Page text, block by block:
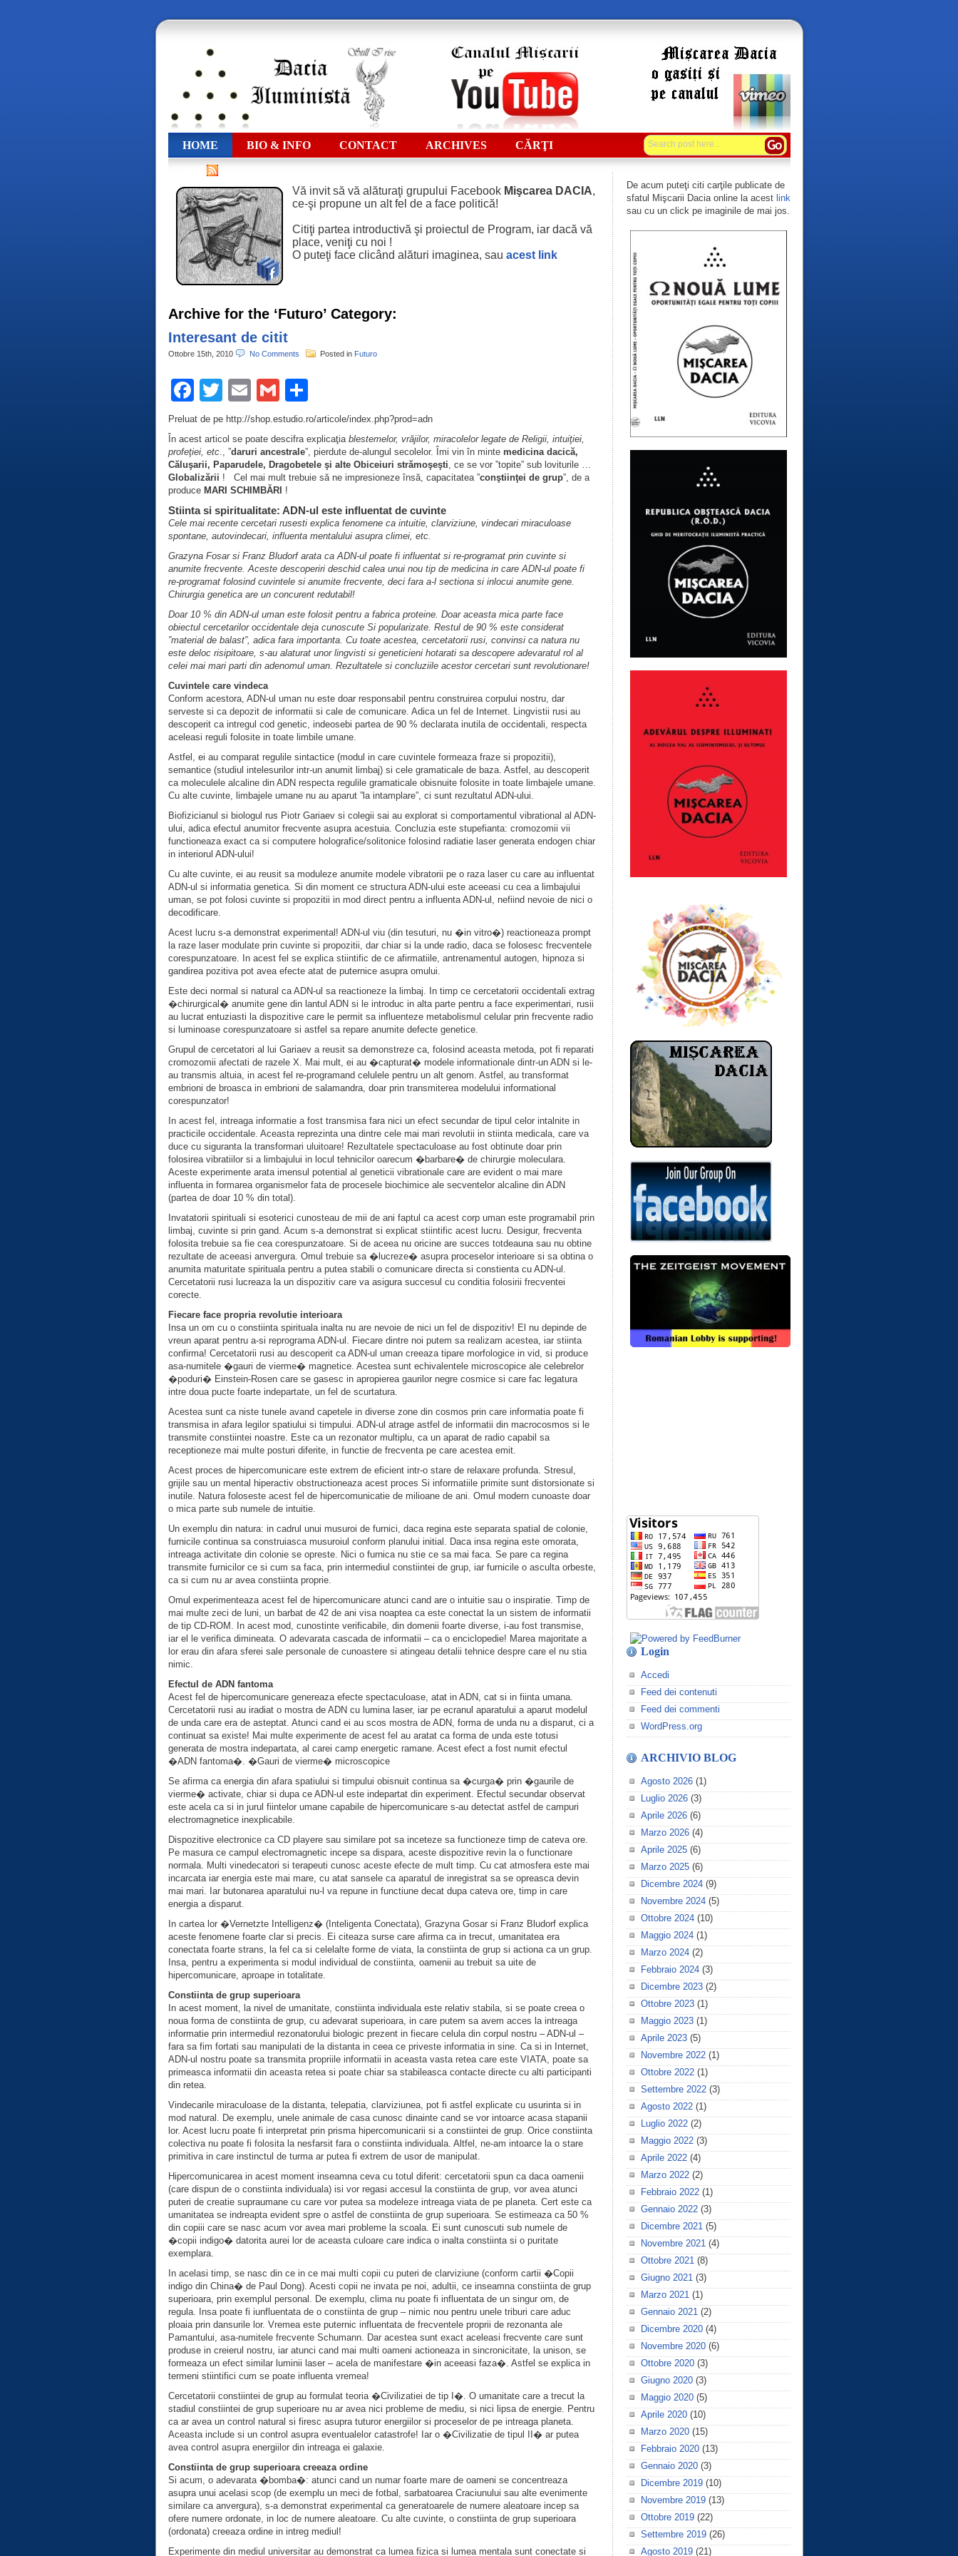
HOME BIO & INFO CONTACT ARCHIVES CĂRŢI
Vă invit să vă alăturaţi grupului Facebook Mişcarea DACIA,
ce-şi propune un alt fel de a face politică!
Citiţi partea introductivă şi proiectul de Program, iar dacă vă
place, veniţi cu noi !
O puteţi face clicând alături imaginea, sau acest link
Archive for the ‘Futuro’ Category:
Interesant de citit
Ottobre 15th, 2010 No Comments Posted in Futuro
Facebook
TwitterEmailGmail
Preluat de pe http://shop.estudio.ro/articole/index.php?prod=adn
În acest articol se poate descifra explicaţiablestemelor, vrăjilor, miracolelor legate de Religii, intuiţiei,
profeţiei, etc., ”daruri ancestrale”, pierdute de-alungul secolelor. Îmi vin în minte medicina dacică,
Căluşarii, Paparudele, Dragobetele şi alte Obiceiuri strămoşeşti, ce se vor ”topite” sub loviturile …
Globalizării ! Cel mai mult trebuie să ne impresioneze însă, capacitatea ”conştiinţei de grup”, de a
produce MARI SCHIMBĂRI !
Stiinta si spiritualitate: ADN-ul este influentat de cuvinte
Cele mai recente cercetari rusesti explica fenomene ca intuitie, clarviziune, vindecari miraculoase
spontane, autovindecari, influenta mentalului asupra climei, etc.
Grazyna Fosar si Franz Bludorf arata ca ADN-ul poate fi influentat si re-programat prin cuvinte si
anumite frecvente. Aceste descoperiri deschid calea unui nou tip de medicina in care ADN-ul poate fi
re-programat folosind cuvintele si anumite frecvente, deci fara a-l sectiona si inlocui anumite gene.
Chirurgia genetica are un concurent redutabil!
Doar 10 % din ADN-ul uman este folosit pentru a fabrica proteine. Doar aceasta mica parte face
obiectul cercetarilor occidentale deja cunoscute Si popularizate. Restul de 90 % este considerat
”material de balast”, adica fara importanta. Cu toate acestea, cercetatorii rusi, convinsi ca natura nu
este deloc risipitoare, s-au alaturat unor lingvisti si geneticieni hotarati sa descopere adevaratul rol al
celei mai mari parti din adenomul uman. Rezultatele si concluziile acestor cercetari sunt revolutionare!
Cuvintele care vindeca
Conform acestora, ADN-ul uman nu este doar responsabil pentru construirea corpului nostru, dar
serveste si ca depozit de informatii si cale de comunicare. Adica un fel de Internet. Lingvistii rusi au
descoperit ca intregul cod genetic, indeosebi partea de 90 % declarata inutila de occidentali, respecta
aceleasi reguli folosite in toate limbile umane.
Astfel, ei au comparat regulile sintactice (modul in care cuvintele formeaza fraze si propozitii),
semantice (studiul intelesurilor intr-un anumit limbaj) si cele gramaticale de baza. Astfel, au descoperit
ca moleculele alcaline din ADN respecta regulile gramaticale obisnuite folosite in toate limbajele umane.
Cu alte cuvinte, limbajele umane nu au aparut ”la intamplare”, ci sunt rezultatul ADN-ului.
Biofizicianul si biologul rus Piotr Gariaev si colegii sai au explorat si comportamentul vibrational al ADN-
ului, adica efectul anumitor frecvente asupra acestuia. Concluzia este stupefianta: cromozomii vii
functioneaza exact ca si computere holografice/solitonice folosind radiatie laser generata endogen chiar
in interiorul ADN-ului!
Cu alte cuvinte, ei au reusit sa moduleze anumite modele vibratorii pe o raza laser cu care au influentat
ADN-ul si informatia genetica. Si din moment ce structura ADN-ului este aceeasi cu cea a limbajului
uman, se pot folosi cuvinte si propozitii in mod direct pentru a influenta ADN-ul, nefiind nevoie de nici o
decodificare.
Acest lucru s-a demonstrat experimental! ADN-ul viu (din tesuturi, nu �in vitro�) reactioneaza prompt
la raze laser modulate prin cuvinte si propozitii, dar chiar si la unde radio, daca se folosesc frecventele
corespunzatoare. In acest fel se explica stiintific de ce afirmatiile, antrenamentul autogen, hipnoza si
gandirea pozitiva pot avea efecte atat de puternice asupra omului.
Este deci normal si natural ca ADN-ul sa reactioneze la limbaj. In timp ce cercetatorii occidentali extrag
�chirurgical� anumite gene din lantul ADN si le introduc in alta parte pentru a face experimentari, rusii
au lucrat entuziasti la dispozitive care le permit sa influenteze metabolismul celular prin frecvente radio
si luminoase corespunzatoare si astfel sa repare anumite defecte genetice.
Grupul de cercetatori al lui Gariaev a reusit sa demonstreze ca, folosind aceasta metoda, pot fi reparati
cromozomii afectati de razele X. Mai mult, ei au �capturat� modele informationale dintr-un ADN si le-
au transmis altuia, in acest fel re-programand celulele pentru un alt genom. Astfel, au transformat
embrioni de broasca in embrioni de salamandra, doar prin transmiterea modelului informational
corespunzator!
In acest fel, intreaga informatie a fost transmisa fara nici un efect secundar de tipul celor intalnite in
practicile occidentale. Aceasta reprezinta una dintre cele mai mari revolutii in stiinta medicala, care va
duce cu siguranta la transformari uluitoare! Rezultatele spectaculoase au fost obtinute doar prin
folosirea vibratiilor si a limbajului in locul tehnicilor oarecum �barbare� de chirurgie moleculara.
Aceste experimente arata imensul potential al geneticii vibrationale care are evident o mai mare
influenta in formarea organismelor fata de procesele biochimice ale secventelor alcaline din ADN
(partea de doar 10 % din total).
Invatatorii spirituali si esoterici cunosteau de mii de ani faptul ca acest corp uman este programabil prin
limbaj, cuvinte si prin gand. Acum s-a demonstrat si explicat stiintific acest lucru. Desigur, frecventa
folosita trebuie sa fie cea corespunzatoare. Si de aceea nu oricine are succes totdeauna sau nu obtine
rezultate de aceeasi anvergura. Omul trebuie sa �lucreze� asupra proceselor interioare si sa obtina o
anumita maturitate spirituala pentru a putea stabili o comunicare directa si constienta cu ADN-ul.
Cercetatorii rusi lucreaza la un dispozitiv care va asigura succesul cu conditia folosirii frecventei
corecte.
Fiecare face propria revolutie interioara
Insa un om cu o constiinta spirituala inalta nu are nevoie de nici un fel de dispozitiv! El nu depinde de
vreun aparat pentru a-si reprograma ADN-ul. Fiecare dintre noi putem sa realizam acestea, iar stiinta
confirma! Cercetatorii rusi au descoperit ca ADN-ul uman creeaza tipare morfologice in vid, si produce
asa-numitele �gauri de vierme� magnetice. Acestea sunt echivalentele microscopice ale celebrelor
�poduri� Einstein-Rosen care se gasesc in apropierea gaurilor negre cosmice si care fac legatura
intre doua pucte foarte indepartate, un fel de scurtatura.
Acestea sunt ca niste tunele avand capetele in diverse zone din cosmos prin care informatia poate fi
transmisa in afara legilor spatiului si timpului. ADN-ul atrage astfel de informatii din macrocosmos si le
transmite constiintei noastre. Este ca un rezonator multiplu, ca un aparat de radio capabil sa
receptioneze mai multe posturi diferite, in functie de frecventa pe care acestea emit.
Acest proces de hipercomunicare este extrem de eficient intr-o stare de relaxare profunda. Stresul,
grijile sau un mental hiperactiv obstructioneaza acest proces Si informatiile primite sunt distorsionate si
inutile. Natura foloseste acest fel de hipercomunicatie de milioane de ani. Omul modern cunoaste doar
o mica parte sub numele de intuitie.
Un exemplu din natura: in cadrul unui musuroi de furnici, daca regina este separata spatial de colonie,
furnicile continua sa construiasca musuroiul conform planului initial. Daca insa regina este omorata,
intreaga activitate din colonie se opreste. Nici o furnica nu stie ce sa mai faca. Se pare ca regina
transmite furnicilor ce si cum sa faca, prin intermediul constiintei de grup, iar furnicile o asculta orbeste,
ca si cum nu ar avea constiinta proprie.
Omul experimenteaza acest fel de hipercomunicare atunci cand are o intuitie sau o inspiratie. Timp de
mai multe zeci de luni, un barbat de 42 de ani visa noaptea ca este conectat la un sistem de informatii
de tip CD-ROM. In acest mod, cunostinte verificabile, din domenii foarte diverse, i-au fost transmise,
iar el le verifica dimineata. O adevarata cascada de informatii – ca o enciclopedie! Marea majoritate a
lor erau din afara sferei sale personale de cunoastere si atingeau detalii tehnice despre care el nu stia
nimic.
Efectul de ADN fantoma
Acest fel de hipercomunicare genereaza efecte spectaculoase, atat in ADN, cat si in fiinta umana.
Cercetatorii rusi au iradiat o mostra de ADN cu lumina laser, iar pe ecranul aparatului a aparut modelul
de unda care era de asteptat. Atunci cand ei au scos mostra de ADN, forma de unda nu a disparut, ci a
continuat sa existe! Mai multe experimente de acest fel au aratat ca forma de unda este totusi
generata de mostra indepartata, al carei camp energetic ramane. Acest efect a fost numit efectul
�ADN fantoma�. �Gauri de vierme� microscopice
Se afirma ca energia din afara spatiului si timpului obisnuit continua sa �curga� prin �gaurile de
vierme� activate, chiar si dupa ce ADN-ul este indepartat din experiment. Efectul secundar observat
este acela ca si in jurul fiintelor umane capabile de hipercomunicare s-au detectat astfel de campuri
electromagnetice inexplicabile.
Dispozitive electronice ca CD playere sau similare pot sa inceteze sa functioneze timp de cateva ore.
Pe masura ce campul electromagnetic incepe sa dispara, aceste dispozitive revin la o functionare
normala. Multi vinedecatori si terapeuti cunosc aceste efecte de mult timp. Cu cat atmosfera este mai
incarcata iar energia este mai mare, cu atat sansele ca aparatul de inregistrat sa se opreasca devin
mai mari. Iar butonarea aparatului nu-l va repune in functiune decat dupa cateva ore, timp in care
energia a disparut.
In cartea lor �Vernetzte Intelligenz� (Inteligenta Conectata), Grazyna Gosar si Franz Bludorf explica
aceste fenomene foarte clar si precis. Ei citeaza surse care afirma ca in trecut, umanitatea era
conectata foarte strans, la fel ca si celelalte forme de viata, la constiinta de grup si actiona ca un grup.
Insa, pentru a experimenta si modul individual de constiinta, oamenii au trebuit sa uite de
hipercomunicare, aproape in totalitate.
Constiinta de grup superioara
In acest moment, la nivel de umanitate, constiinta individuala este relativ stabila, si se poate creea o
noua forma de constiinta de grup, cu adevarat superioara, in care putem sa avem acces la intreaga
informatie prin intermediul rezonatorului biologic prezent in fiecare celula din corpul nostru – ADN-ul –
fara sa fim fortati sau manipulati de la distanta in ceea ce priveste informatia in sine. Ca si in Internet,
ADN-ul nostru poate sa transmita propriile informatii in aceasta vasta retea care este VIATA, poate sa
primeasca informatii din aceasta retea si poate chiar sa stabileasca contacte directe cu alti participanti
din retea.
Vindecarile miraculoase de la distanta, telepatia, clarviziunea, pot fi astfel explicate cu usurinta si in
mod natural. De exemplu, unele animale de casa cunosc dinainte cand se vor intoarce acasa stapanii
lor. Acest lucru poate fi interpretat prin prisma hipercomunicarii si a constiintei de grup. Orice constiinta
colectiva nu poate fi folosita la nesfarsit fara o constiinta individuala. Altfel, ne-am intoarce la o stare
primitiva in care instinctul de turma ar putea fi extrem de usor de manipulat.
Hipercomunicarea in acest moment inseamna ceva cu totul diferit: cercetatorii spun ca daca oamenii
(care dispun de o constiinta individuala) isi vor regasi accesul la constiinta de grup, vor avea atunci
puteri de creatie supraumane cu care vor putea sa modeleze intreaga viata de pe planeta. Cert este ca
umanitatea se indreapta evident spre o astfel de constiinta de grup superioara. Se estimeaza ca 50 %
din copiii care se nasc acum vor avea mari probleme la scoala. Ei sunt cunoscuti sub numele de
�copii indigo� datorita aurei lor de aceasta culoare care indica o inalta constiinta si o puritate
exemplara.
In acelasi timp, se nasc din ce in ce mai multi copii cu puteri de clarviziune (conform cartii �Copii
indigo din China� de Paul Dong). Acesti copii ne invata pe noi, adultii, ce inseamna constiinta de grup
superioara, prin exemplul personal. De exemplu, clima nu poate fi influentata de un singur om, de
regula. Insa poate fi iunfluentata de o constiinta de grup – nimic nou pentru unele triburi care aduc
ploaia prin dansurile lor. Vremea este puternic influentata de frecventele proprii de rezonanta ale
Pamantului, asa-numitele frecvente Schumann. Dar acestea sunt exact aceleasi frecvente care sunt
produse in creierul nostru, iar atunci cand mai multi oameni actioneaza in sincronicitate, la unison, se
formeaza un efect similar luminii laser – acela de manifestare �in aceeasi faza�. Astfel se explica in
termeni stiintifici cum se poate influenta vremea!
Cercetatorii constiintei de grup au formulat teoria �Civilizatiei de tip I�. O umanitate care a trecut la
stadiul constiintei de grup superioare nu ar avea nici probleme de mediu, si nici lipsa de energie. Pentru
ca ar avea un control natural si firesc asupra tuturor energiilor si proceselor de pe intreaga planeta.
Aceasta include si un control asupra eventualelor catastrofe! Iar o �Civilizatie de tipul II� ar putea
avea control asupra energiilor din intreaga ei galaxie.
Constiinta de grup superioara creeaza ordine
Si acum, o adevarata �bomba�: atunci cand un numar foarte mare de oameni se concentreaza
asupra unui acelasi scop (de exemplu un meci de fotbal, sarbatoarea Craciunului sau alte evenimente
similare ca anvergura), s-a demonstrat experimental ca generatoarele de numere aleatoare incep sa
ofere numere ordonate, in loc de numere aleatoare. Cu alte cuvinte, o constiinta de grup superioara
(ordonata) creeaza ordine in intreg mediul!
Experimente din mediul universitar au demonstrat ca lumea fizica si lumea mentala sunt conectate si
De acum puteţi citi carţile publicate de
sfatul Mişcarii Dacia online la acest link
sau cu un click pe imaginile de mai jos.
Login
Accedi
Feed dei contenuti
Feed dei commenti
WordPress.org
ARCHIVIO BLOG
Agosto 2026(1)
Luglio 2026(3)
Aprile 2026(6)
Marzo 2026(4)
Aprile 2025(6)
Marzo 2025(6)
Dicembre 2024(9)
Novembre 2024(5)
Ottobre 2024(10)
Maggio 2024(1)
Marzo 2024(2)
Febbraio 2024(3)
Dicembre 2023(2)
Ottobre 2023(1)
Maggio 2023(1)
Aprile 2023(5)
Novembre 2022(1)
Ottobre 2022(1)
Settembre 2022(3)
Agosto 2022(1)
Luglio 2022(2)
Maggio 2022(3)
Aprile 2022(4)
Marzo 2022(2)
Febbraio 2022(1)
Gennaio 2022(3)
Dicembre 2021(5)
Novembre 2021(4)
Ottobre 2021(8)
Giugno 2021(3)
Marzo 2021(1)
Gennaio 2021(2)
Dicembre 2020(4)
Novembre 2020(6)
Ottobre 2020(3)
Giugno 2020(3)
Maggio 2020(5)
Aprile 2020(10)
Marzo 2020(15)
Febbraio 2020(13)
Gennaio 2020(3)
Dicembre 2019(10)
Novembre 2019(13)
Ottobre 2019(22)
Settembre 2019(26)
Agosto 2019(21)